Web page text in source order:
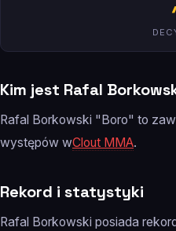
Kim jest Rafal
Rafal Borkowski "Boro" to
występów wClout MMA.
Rekord i statystyki
Rafal Borkowski posiada rekord